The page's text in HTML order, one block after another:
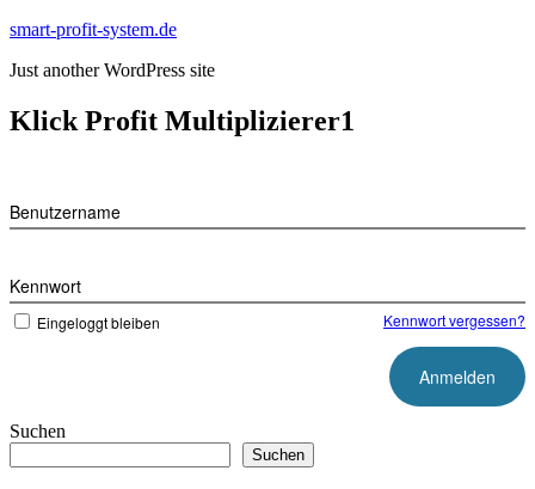
Zum
springen
smart-profit-system.de
Just another WordPress site
Klick Profit Multiplizierer1
Benutzername
Kennwort
Eingeloggt bleiben Kennwort vergessen?
Suchen
Suchen